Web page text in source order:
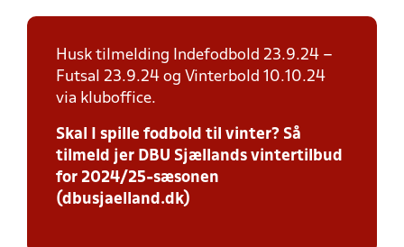
Husk tilmelding Indefodbold 23.9.24 –
Futsal 23.9.24 og Vinterbold 10.10.24
via kluboffice.
Skal I spille fodbold til vinter? Så
tilmeld jer DBU Sjællands vintertilbud
for 2024/25-sæsonen
(dbusjaelland.dk)